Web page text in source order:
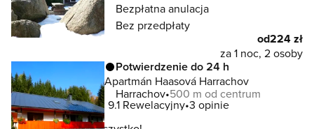
Bezpłatna anulacja
Bez przedpłaty
od224 zł
za 1 noc, 2 osoby
Potwierdzenie do 24 h
Apartmán Haasová Harrachov
Harrachov 500 m od centrum
9.1 Rewelacyjny 3 opinie